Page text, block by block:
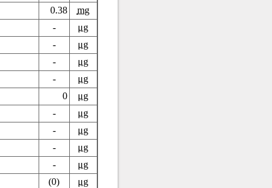
0.38
mg
-
μg
-
μg
-
μg
- μg
0
μg
-
μg
-
μg
-
μg
-
μg
(0)
μg